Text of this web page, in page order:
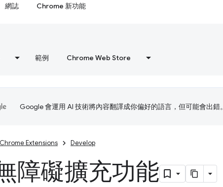
網誌 Chrome 新功能
範例 Chrome Web Store
Google 會運用 AI 技術將內容翻譯成你偏好的語言，但可能會出錯。
Chrome Extensions Develop
障礙擴充功能